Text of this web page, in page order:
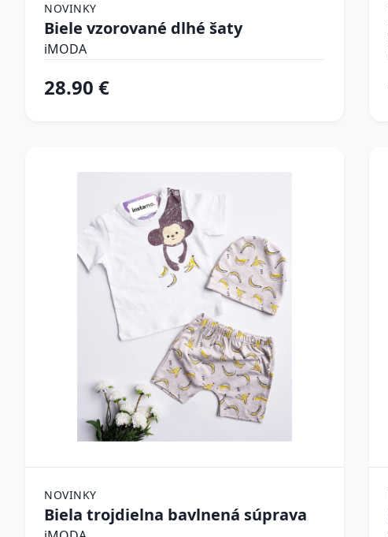
NOVINKY
Biele vzorované dlhé šaty
iMODA
28.90 €
NOVINKY
Biela trojdielna bavlnená súprava